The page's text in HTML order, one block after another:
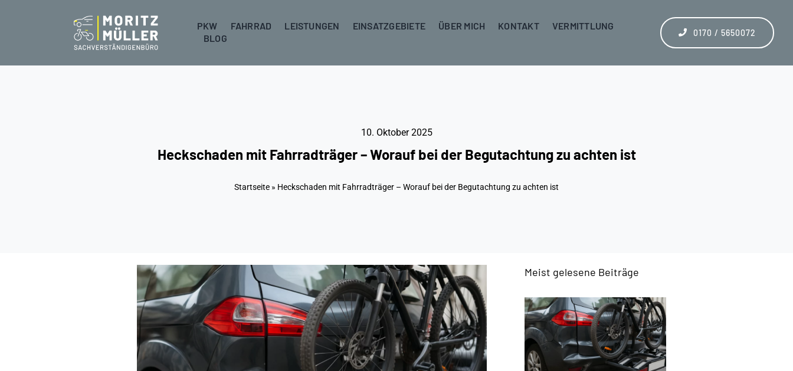
PKW FAHRRAD LEISTUNGEN EINSATZGEBIETE ÜBER MICH KONTAKT
VERMITTLUNG
BLOG
0170 / 5650072
10. Oktober 2025
Heckschaden mit Fahrradträger – Worauf bei der Begutachtung zu achten ist
Startseite » Heckschaden mit Fahrradträger – Worauf bei der Begutachtung zu achten ist
Meist gelesene Beiträge